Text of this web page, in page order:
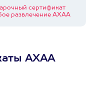
сертификат
развлечение АХАА
АХАА